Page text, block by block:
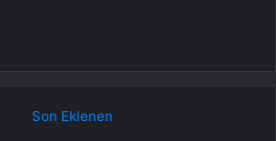
Son Eklenen